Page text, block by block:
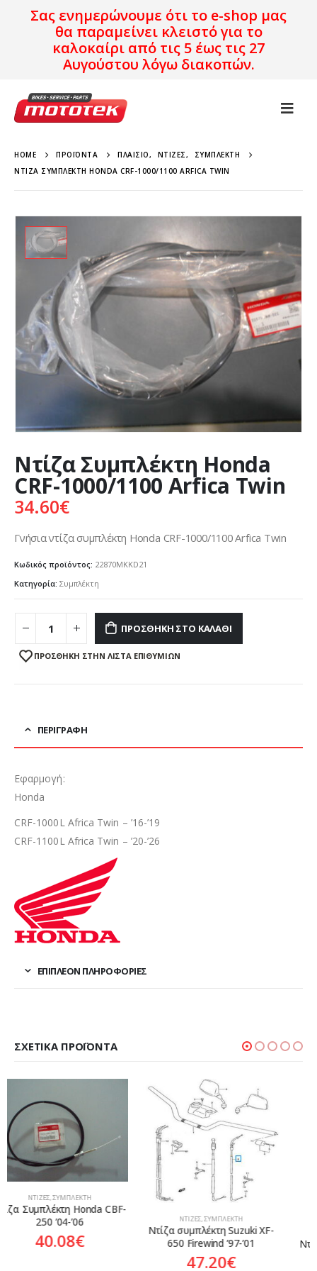
Σας ενημερώνουμε ότι το e-shop μας
θα παραμείνει κλειστό για το
καλοκαίρι από τις 5 έως τις 27
Αυγούστου λόγω διακοπών.
HOME ΠΡΟΪΌΝΤΑ ΠΛΑΊΣΙΟ, ΝΤΊΖΕΣ,
ΣΥΜΠΛΈΚΤΗ
ΝΤΊΖΑ ΣΥΜΠΛΈΚΤΗ HONDA CRF-1000/1100 ARFICA TWIN
Ντίζα Συμπλέκτη Honda
CRF-1000/1100 Arfica Twin
34.60€
Γνήσια ντίζα συμπλέκτη Honda CRF-1000/1100 Arfica Twin
Κωδικός προϊόντος: 22870MKKD21
Κατηγορία: Συμπλέκτη
ΠΡΟΣΘΉΚΗ ΣΤΟ ΚΑΛΆΘΙ
ΠΡΌΣΘΉΚΗ ΣΤΗΝ ΛΊΣΤΑ ΕΠΙΘΥΜΙΏΝ
ΠΕΡΙΓΡΑΦΉ
Εφαρμογή:
Honda
CRF-1000L Africa Twin – ’16-’19
CRF-1100L Africa Twin – ’20-’26
ΕΠΙΠΛΈΟΝ ΠΛΗΡΟΦΟΡΊΕΣ
ΣΧΕΤΙΚΆ ΠΡΟΪΌΝΤΑ
ΝΤΊΖΕΣ,ΣΥΜΠΛΈΚΤΗ
Nτίζα συμπλέκτη Suzuki XF-
650 Firewind ’97-’01
ΝΤΊΖΕΣ, ΣΥΜΠΛΈΚΤΗ
Ντίζα Συμπλέκτη Honda XL-
650V Transalp ’00-’07